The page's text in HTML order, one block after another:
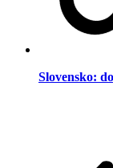
Slovensko: